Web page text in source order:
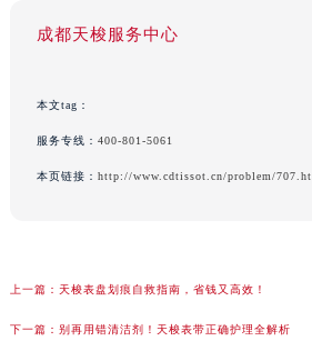
成都天梭服务中心
本文tag：
服务专线： 400-801-5061
本页链接： http://www.cdtissot.cn/problem/
上一篇： 天梭表盘划痕自救指南，省钱又高效！
下一篇： 别再用错清洁剂！天梭表带正确护理全解析